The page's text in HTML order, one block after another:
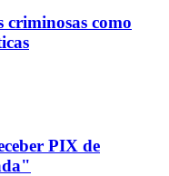
criminosas como
PIX de